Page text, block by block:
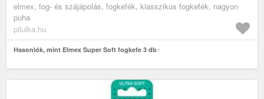
elmex, fog- és szájápolás, fogkefék, klasszikus fogkefék, nagyon
puha
pilulka.hu
Hasonlók, mint Elmex Super Soft fogkefe 3 db